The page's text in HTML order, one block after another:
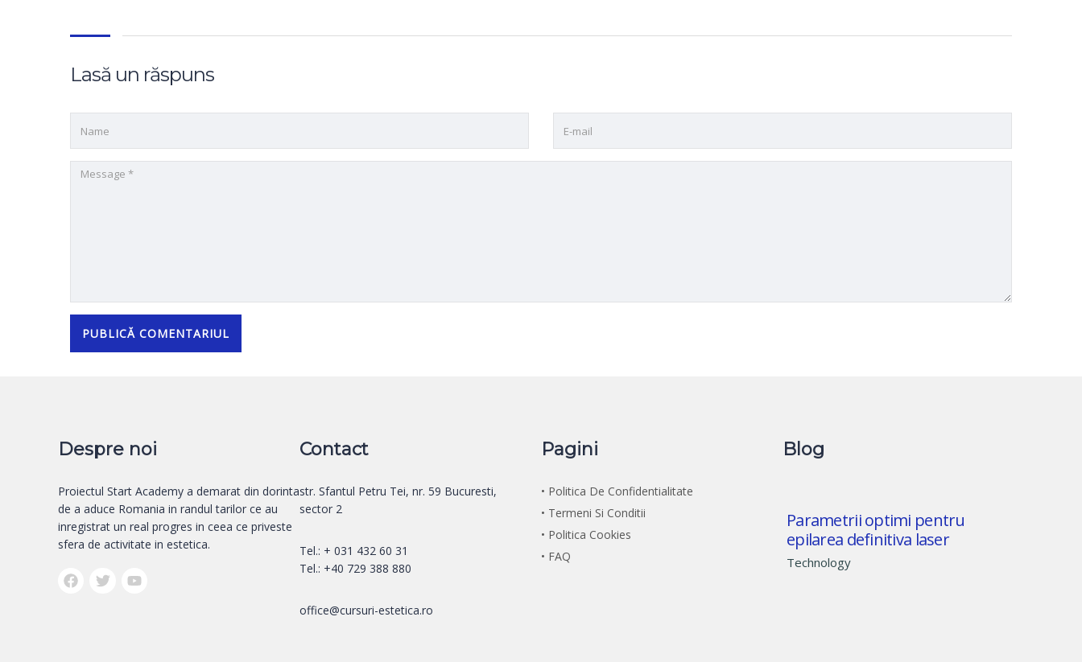
Lasă un răspuns
Despre noi
Proiectul Start Academy a demarat din dorinta
de a aduce Romania in randul tarilor ce au
inregistrat un real progres in ceea ce priveste
sfera de activitate in estetica.
Contact
str. Sfantul Petru Tei, nr. 59 Bucuresti,
sector 2
Tel.: + 031 432 60 31
Tel.: +40 729 388 880
office@cursuri-estetica.ro
Pagini
• Politica De Confidentialitate
• Termeni Si Conditii
• Politica Cookies
• FAQ
Blog
Parametrii optimi pentru
epilarea definitiva laser
Technology